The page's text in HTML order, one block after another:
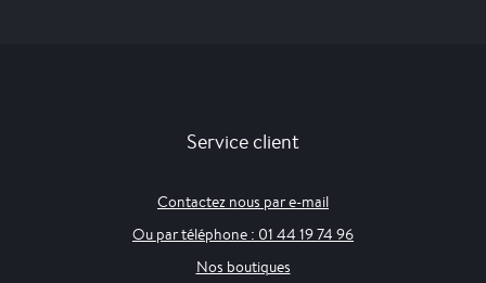
Service client
Contactez nous par e-mail
Ou par téléphone : 01 44 19 74 96
Nos boutiques